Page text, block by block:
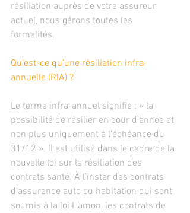
résiliation auprès de votre assureur
actuel, nous gérons toutes les
formalités.
Qu’est-ce qu’une résiliation infra-
annuelle (RIA) ?
Le terme infra-annuel signifie : « la
possibilité de résilier en cour d’année et
non plus uniquement à l’échéance du
31/12 ». Il est utilisé dans le cadre de la
nouvelle loi sur la résiliation des
contrats santé. À l’instar des contrats
d’assurance auto ou habitation qui sont
soumis à la loi Hamon, les contrats de